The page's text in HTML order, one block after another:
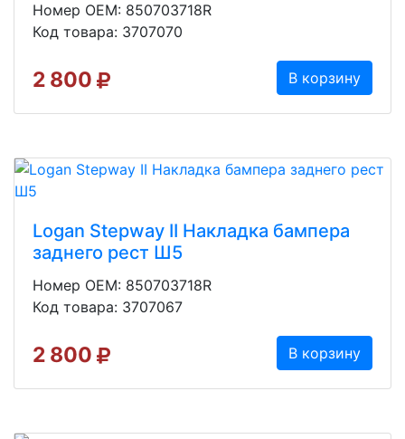
Номер OEM: 850703718R
Код товара: 3707070
2 800 В корзину
Logan Stepway II Накладка бампера
заднего рест Ш5
Номер OEM: 850703718R
Код товара: 3707067
2 800 В корзину